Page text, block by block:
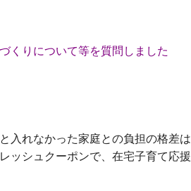
くりについて等を質問しました
入れなかった家庭との負担の格差は
ッシュクーポンで、在宅子育て応援